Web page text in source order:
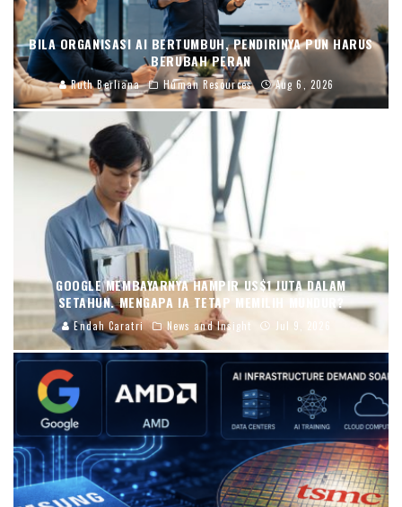
BILA ORGANISASI AI BERTUMBUH, PENDIRINYA PUN HARUS
BERUBAH PERAN
Ruth Berliana Human Resources Aug 6, 2026
GOOGLE MEMBAYARNYA HAMPIR US$1 JUTA DALAM
SETAHUN. MENGAPA IA TETAP MEMILIH MUNDUR?
Endah Caratri News and Insight Jul 9, 2026